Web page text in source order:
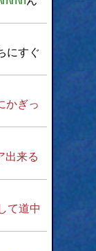
にすぐ
かぎっ
出来る
て道中